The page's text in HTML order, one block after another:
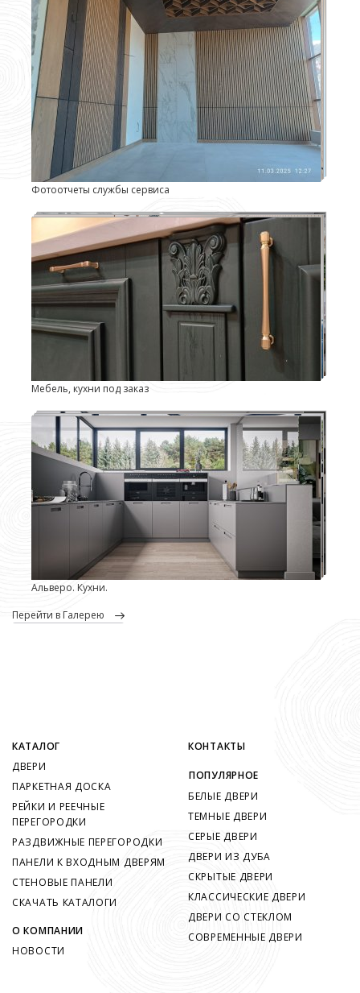
Фотоотчеты службы сервиса
Мебель, кухни под заказ
Альверо. Кухни.
перейти в Галерею
КАТАЛОГ
ДВЕРИ
ПАРКЕТНАЯ ДОСКА
РЕЙКИ И РЕЕЧНЫЕ
ПЕРЕГОРОДКИ
РАЗДВИЖНЫЕ ПЕРЕГОРОДКИ
ПАНЕЛИ К ВХОДНЫМ ДВЕРЯМ
СТЕНОВЫЕ ПАНЕЛИ
СКАЧАТЬ КАТАЛОГИ
О КОМПАНИИ
НОВОСТИ
КОНТАКТЫ
ПОПУЛЯРНОЕ
БЕЛЫЕ ДВЕРИ
ТЕМНЫЕ ДВЕРИ
СЕРЫЕ ДВЕРИ
ДВЕРИ ИЗ ДУБА
СКРЫТЫЕ ДВЕРИ
КЛАССИЧЕСКИЕ ДВЕРИ
ДВЕРИ СО СТЕКЛОМ
СОВРЕМЕННЫЕ ДВЕРИ